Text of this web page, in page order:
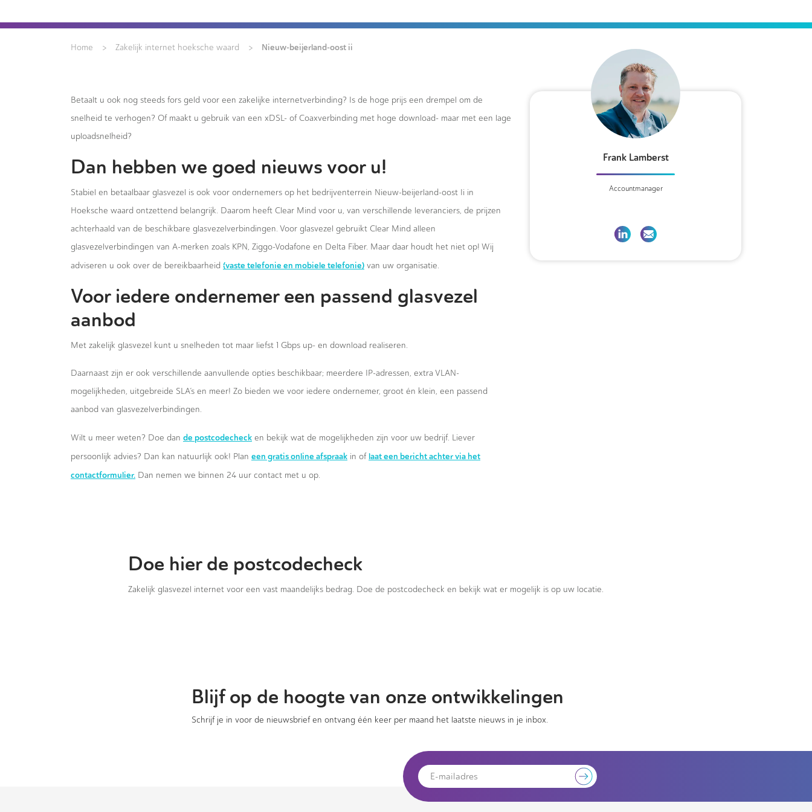
Home > Zakelijk internet hoeksche waard > Nieuw-beijerland-oost ii
Betaalt u ook nog steeds fors geld voor een zakelijke internetverbinding? Is de hoge prijs een drempel om de
snelheid te verhogen? Of maakt u gebruik van een xDSL- of Coaxverbinding met hoge download- maar met een lage
uploadsnelheid?
Dan hebben we goed nieuws voor u!
Stabiel en betaalbaar glasvezel is ook voor ondernemers op het bedrijventerrein Nieuw-beijerland-oost Ii in
Hoeksche waard ontzettend belangrijk. Daarom heeft Clear Mind voor u, van verschillende leveranciers, de prijzen
achterhaald van de beschikbare glasvezelverbindingen. Voor glasvezel gebruikt Clear Mind alleen
glasvezelverbindingen van A-merken zoals KPN, Ziggo-Vodafone en Delta Fiber. Maar daar houdt het niet op! Wij
adviseren u ook over de bereikbaarheid (vaste telefonie en mobiele telefonie) van uw organisatie.
Voor iedere ondernemer een passend glasvezel
aanbod
Met zakelijk glasvezel kunt u snelheden tot maar liefst 1 Gbps up- en download realiseren.
Daarnaast zijn er ook verschillende aanvullende opties beschikbaar; meerdere IP-adressen, extra VLAN-
mogelijkheden, uitgebreide SLA’s en meer! Zo bieden we voor iedere ondernemer, groot én klein, een passend
aanbod van glasvezelverbindingen.
Wilt u meer weten? Doe dan de postcodecheck en bekijk wat de mogelijkheden zijn voor uw bedrijf. Liever
persoonlijk advies? Dan kan natuurlijk ook! Plan een gratis online afspraak in of laat een bericht achter via het
contactformulier. Dan nemen we binnen 24 uur contact met u op.
Frank Lamberst
Accountmanager
Doe hier de postcodecheck
Zakelijk glasvezel internet voor een vast maandelijks bedrag. Doe de postcodecheck en bekijk wat er mogelijk is op uw locatie.
Blijf op de hoogte van onze ontwikkelingen
Schrijf je in voor de nieuwsbrief en ontvang één keer per maand het laatste nieuws in je inbox.